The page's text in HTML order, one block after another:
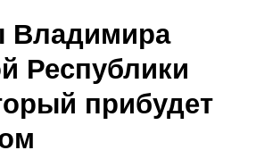
Владимира
Республики
прибудет